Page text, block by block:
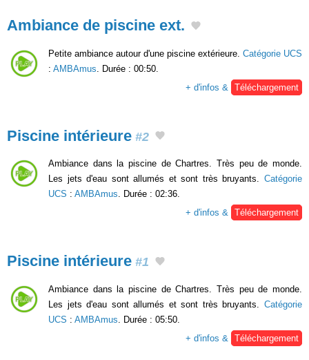
Ambiance de piscine ext.
Petite ambiance autour d'une piscine extérieure. Catégorie UCS
: AMBAmus . Durée : 00:50.
+ d'infos &
Téléchargement
Piscine intérieure #2
Ambiance dans la piscine de Chartres. Très peu de monde.
Les jets d'eau sont allumés et sont très bruyants. Catégorie
UCS : AMBAmus. Durée : 02:36.
+ d'infos & Téléchargement
Piscine intérieure #1
Ambiance dans la piscine de Chartres. Très peu de monde.
Les jets d'eau sont allumés et sont très bruyants. Catégorie
UCS : AMBAmus . Durée : 05:50.
+ d'infos &
Téléchargement